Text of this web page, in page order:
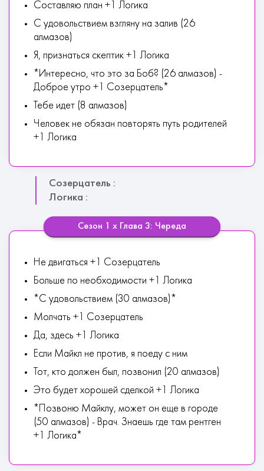
Составляю план +1 Логика
С удовольствием взгляну на залив (26
алмазов)
Я, признаться скептик +1 Логика
*Интересно, что это за Боб? (26 алмазов) -
Доброе утро +1 Созерцатель*
Тебе идет (8 алмазов)
Человек не обязан повторять путь родителей
+1 Логика
Созерцатель :
Логика :
Сезон 1 х Глава 3: Череда
Не двигаться +1 Созерцатель
Больше по необходимости +1 Логика
*С удовольствием (30 алмазов)*
Молчать +1 Созерцатель
Да, здесь +1 Логика
Если Майкл не против, я поеду с ним
Тот, кто должен был, позвонил (20 алмазов)
Это будет хорошей сделкой +1 Логика
*Позвоню Майклу, может он еще в городе
(50 алмазов) - Врач. Знаешь где там рентген
+1 Логика*